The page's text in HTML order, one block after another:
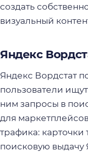
создать
визуальный
Яндекс
Яндекс Вордстат
пользователи
ним запросы в
для
трафика: карточки
поисковую выдачу